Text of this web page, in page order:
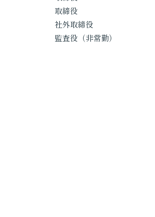
取締役 平田
社外取締役 今
監査役（非常勤